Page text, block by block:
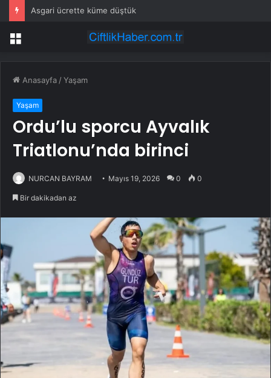
Asgari ücrette küme düştük
Menü
Anasayfa /Yaşam
Yaşam
Ordu’lu sporcu Ayvalık
Triatlonu’nda birinci
NURCAN BAYRAM Mayıs 19, 2026 0 0
Bir dakikadan az